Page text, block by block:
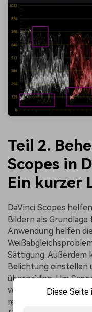
Teil 2.
Scopes in
Ein kurzer
DaVinci Scopes
Bildern als
Anwendung helfen
Sättigung. Außerdem
Belichtung einstellen
überprüfen. Um
verwenden, gehen
rechten Ecke. Sie
Diese Seite